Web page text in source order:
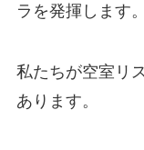
ラを発揮します。
私たちが空室リ
あります。